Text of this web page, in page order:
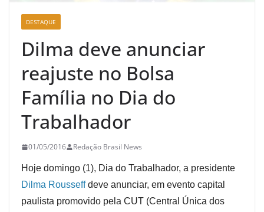
DESTAQUE
Dilma deve anunciar
reajuste no Bolsa
Família no Dia do
Trabalhador
01/05/2016 Redação Brasil News
Hoje domingo (1), Dia do Trabalhador, a presidente
Dilma Rousseffdeve anunciar, em evento capital
paulista promovido pela CUT (Central Única dos